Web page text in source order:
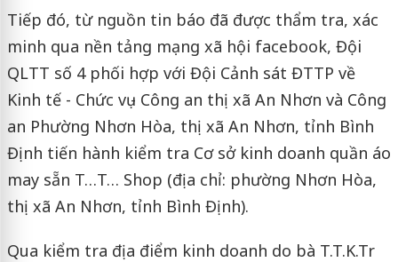
Tiếp đó, từ nguồn tin báo đã được thẩm tra, xác
minh qua nền tảng mạng xã hội facebook, Đội
QLTT số 4 phối hợp với Đội Cảnh sát ĐTTP về
Kinh tế - Chức vụ - Công an thị xã An Nhơn và Công
an Phường Nhơn Hòa, thị xã An Nhơn, tỉnh Bình
Định tiến hành kiểm tra Cơ sở kinh doanh quần áo
may sẵn T…T… Shop (địa chỉ: phường Nhơn Hòa,
thị xã An Nhơn, tỉnh Bình Định).
Qua kiểm tra địa điểm kinh doanh do bà T.T.K.Tr